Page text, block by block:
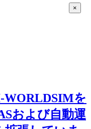
WORLDSIMを
および自動運
×